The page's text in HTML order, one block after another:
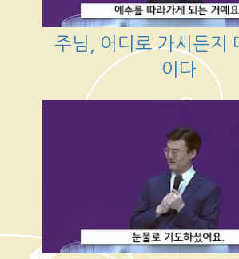
주님, 어디로 가시든지
이다